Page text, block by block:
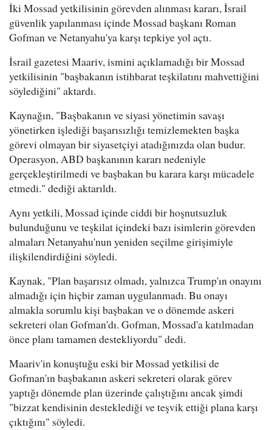
İki Mossad yetkilisinin görevden alınması kararı, İsrail
güvenlik yapılanması içinde Mossad başkanı Roman
Gofman ve Netanyahu'ya karşı tepkiye yol açtı.
İsrail gazetesi Maariv, ismini açıklamadığı bir Mossad
yetkilisinin "başbakanın istihbarat teşkilatını mahvettiğini
söylediğini" aktardı.
Kaynağın, "Başbakanın ve siyasi yönetimin savaşı
yönetirken işlediği başarısızlığı temizlemekten başka
görevi olmayan bir siyasetçiyi atadığınızda olan budur.
Operasyon, ABD başkanının kararı nedeniyle
gerçekleştirilmedi ve başbakan bu karara karşı mücadele
etmedi." dediği aktarıldı.
Aynı yetkili, Mossad içinde ciddi bir hoşnutsuzluk
bulunduğunu ve teşkilat içindeki bazı isimlerin görevden
almaları Netanyahu'nun yeniden seçilme girişimiyle
ilişkilendirdiğini söyledi.
Kaynak, "Plan başarısız olmadı, yalnızca Trump'ın onayını
almadığı için hiçbir zaman uygulanmadı. Bu onayı
almakla sorumlu kişi başbakan ve o dönemde askeri
sekreteri olan Gofman'dı. Gofman, Mossad'a katılmadan
önce planı tamamen destekliyordu" dedi.
Maariv'in konuştuğu eski bir Mossad yetkilisi de
Gofman'ın başbakanın askeri sekreteri olarak görev
yaptığı dönemde plan üzerinde çalıştığını ancak şimdi
"bizzat kendisinin desteklediği ve teşvik ettiği plana karşı
çıktığını" söyledi.